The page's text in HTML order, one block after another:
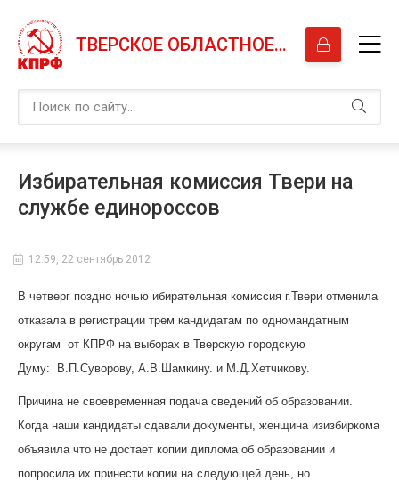
ТВЕРСКОЕ ОБЛАСТНОЕ ОТДЕЛЕНИЕ КПРФ
Избирательная комиссия Твери на
службе единороссов
12:59, 22 сентябрь 2012
В четверг поздно ночью ибирательная комиссия г.Твери отменила
отказала в регистрации трем кандидатам по одномандатным
округам от КПРФ на выборах в Тверскую городскую
Думу: В.П.Суворову, А.В.Шамкину. и М.Д.Хетчикову.
Причина не своевременная подача сведений об образовании.
Когда наши кандидаты сдавали документы, женщина изизбиркома
объявила что не достает копии диплома об образовании и
попросила их принести копии на следующей день, но